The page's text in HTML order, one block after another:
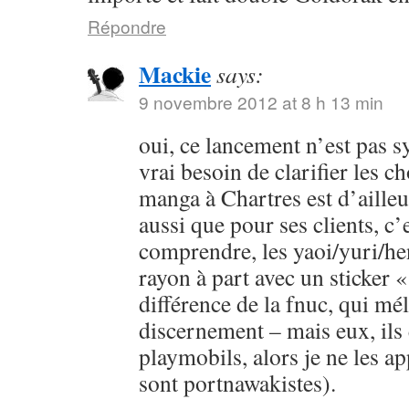
Répondre
Mackiesays:
9 novembre 2012 at 8 h 13 min
oui, ce lancement n’est pas
vrai besoin de clarifier les
manga à Chartres est
aussi que pour ses clients,
comprendre, les yaoi/yuri/
rayon à part avec un sticker
différence de la fnuc, qui
discernement – mais eux, ils
playmobils, alors je ne les
sont portnawakistes).